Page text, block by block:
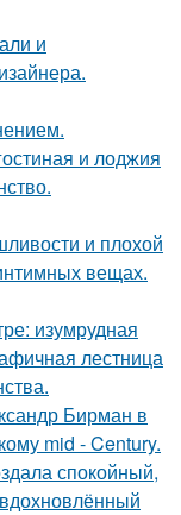
и
и лоджия
и плохой
вещах.
изумрудная
лестница
Бирман в
mid - Century.
спокойный,